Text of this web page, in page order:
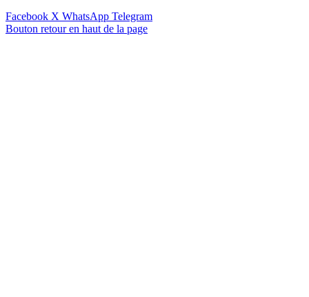
Facebook X WhatsApp Telegram
Bouton retour en haut de la page